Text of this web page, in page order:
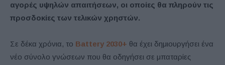
αγορές υψηλών απαιτήσεων, οι οποίες θα πληρούν τις
προσδοκίες των τελικών χρηστών.
Σε δέκα χρόνια, το Battery 2030+ θα έχει δημιουργήσει ένα
νέο σύνολο γνώσεων που θα οδηγήσει σε μπαταρίες